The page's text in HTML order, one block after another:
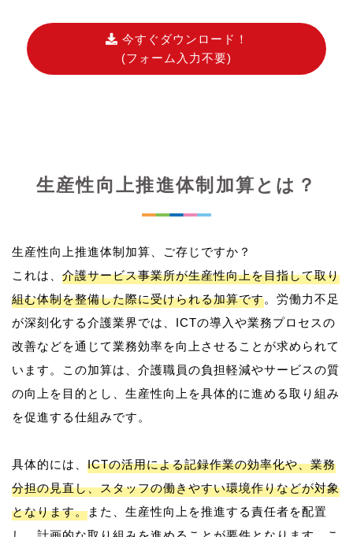
今すぐダウンロード！
(フォーム入力不要)
生産性向上推進体制加算とは？
生産性向上推進体制加算、ご存じですか？
これは、 介護サービス事業所が生産性向上を目指して取り
組む体制を整備した際に受けられる加算です。労働力不足
が深刻化する介護業界では、ICTの導入や業務プロセスの
改善などを通じて業務効率を向上させることが求められて
います。この加算は、介護職員の負担軽減やサービスの質
の向上を目的とし、生産性向上を具体的に進める取り組み
を促進する仕組みです。
具体的には、 ICTの活用による記録作業の効率化や、業務
分担の見直し、スタッフの働きやすい環境作りなどが対象
となります。また、生産性向上を推進する責任者を配置